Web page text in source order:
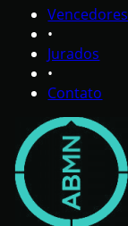
Vencedores
•
Jurados
•
Contato